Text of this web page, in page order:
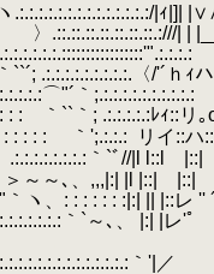
|ｨ|]|
.::.::.::.::.::.::.::.:///| |
.:.:.:.:.:.:.:.:.:.〈/'´ｈｨ
｀;.:.:.:.:.:.:.:.:.:.:
: ｀``｀; .:.:.:.:.:ﾚｨ::リ｡o
: : : : ｀';.:.:.:
リイ::ハ
.:.:.:.:.:.:.:.:｀`ﾞ//|l l::l
＞～～､、,,,|:| |l |::|
｀ヽ、: : : : : : :|:| || |::
｀`
;
｀'|